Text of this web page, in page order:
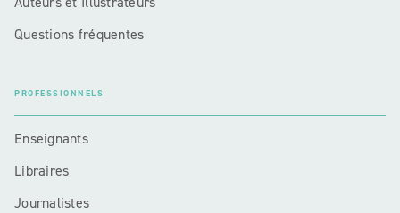
Questions fréquentes
PROFESSIONNELS
Enseignants
Libraires
Journalistes